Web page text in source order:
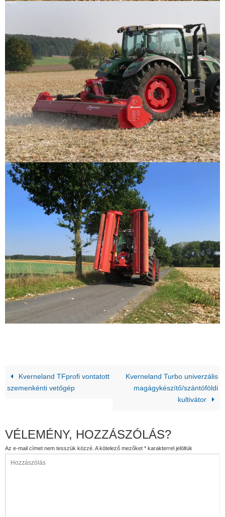
Kverneland TFprofi vontatott
szemenkénti vetőgép
Kverneland Turbo univerzális
magágykészítő/szántóföldi
kultivátor
VÉLEMÉNY, HOZZÁSZÓLÁS?
Az e-mail címet nem tesszük közzé. A kötelező mezőket * karakterrel jelöltük